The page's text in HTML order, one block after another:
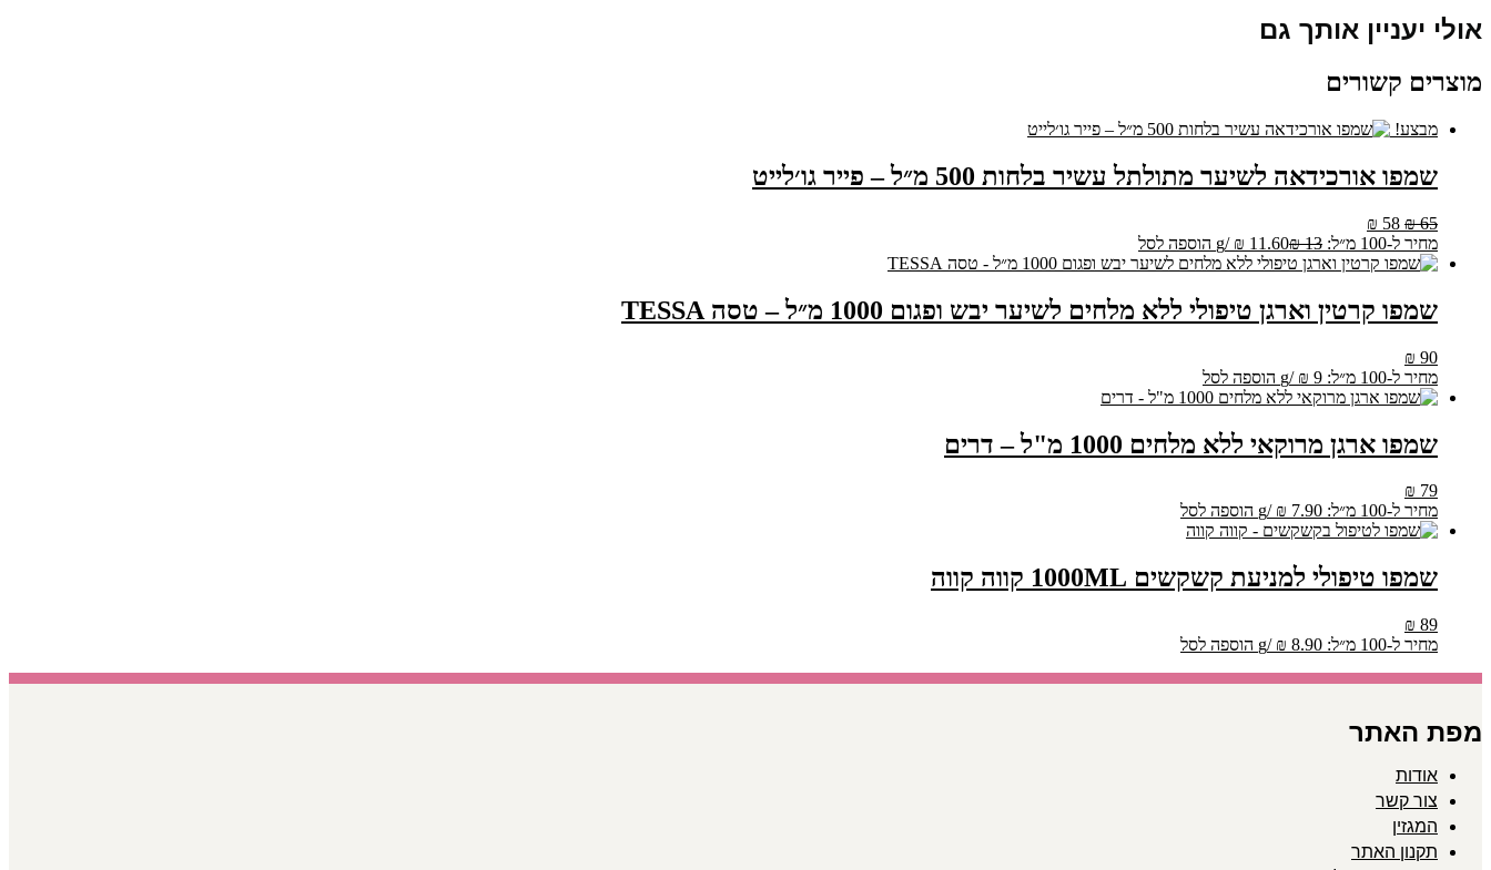
פייר
אולי יעניין אותך גם
מוצרים קשורים
מבצע!
שמפו אורכידאה לשיער מתולתל עשיר בלחות 500 מ״ל – פייר גו׳לייט
₪65
המחיר
המקורי
היה:
₪ 58
הנוכחי
הוא:
מחיר ל-100 מ״ל: ₪13
₪ 11.60
/
g הוספה לסל
שמפו קרטין וארגן טיפולי ללא מלחים לשיער יבש ופגום 1000 מ״ל – טסה TESSA
₪ 90
מחיר ל-100 מ״ל:
₪ 9
/
g הוספה לסל
שמפו ארגן מרוקאי ללא מלחים 1000 מ"ל – דרים
₪ 79
מחיר ל-100 מ״ל:
₪ 7.90
/
g הוספה לסל
שמפו טיפולי למניעת קשקשים 1000ML קווה קווה
₪ 89
מחיר ל-100 מ״ל:
₪ 8.90
/
g הוספה לסל
מפת האתר
אודות
צור קשר
המגזין
תקנון האתר